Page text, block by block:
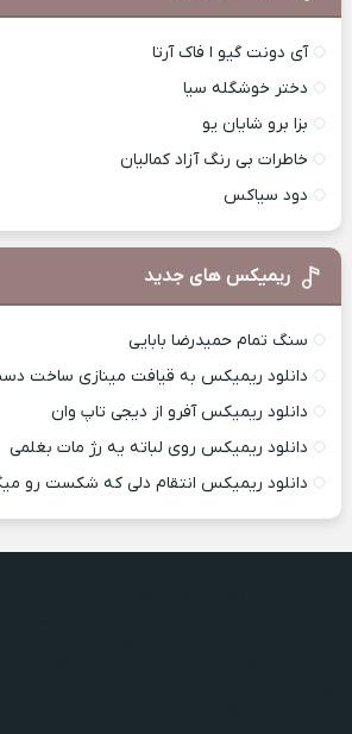
آی دونت گیو ا فاک آرتا
دختر خوشگله سیا
بزا برو شایان یو
خاطرات بی رنگ آزاد کمالیان
دود سیاکس
ریمیکس های جدید
سنگ تمام حمیدرضا بابایی
دانلود ریمیکس به قیافت مینازی ساخت دست
دانلود ریمیکس آفرو از ديجی تاپ وان
دانلود ریمیکس روی لباته یه رژ مات بغلمی
دانلود ریمیکس انتقام دلی که شکست رو